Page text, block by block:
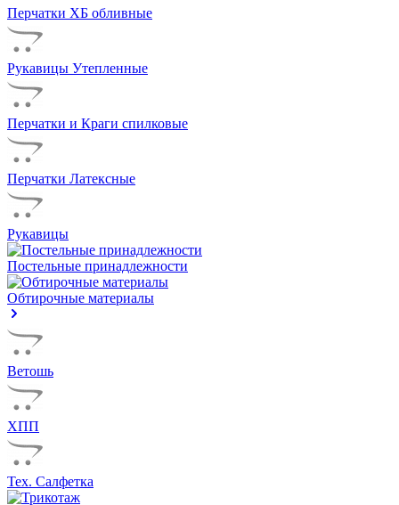
Перчатки ХБ обливные
Рукавицы Утепленные
Перчатки и Краги спилковые
Перчатки Латексные
Рукавицы
Постельные принадлежности
Обтирочные материалы
Ветошь
ХПП
Тех. Салфетка